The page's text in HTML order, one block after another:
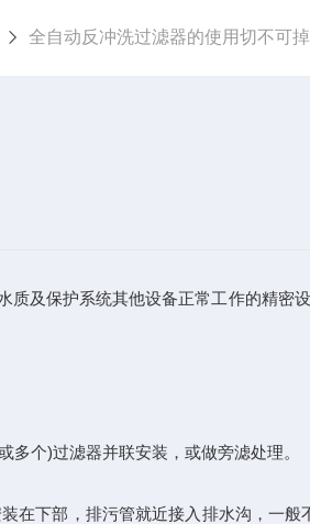
全自动反冲洗过滤器的使用切不可
质及保护系统其他设备正常工作的精密
个)过滤器并联安装，或做旁滤处理。
在下部，排污管就近接入排水沟，一般